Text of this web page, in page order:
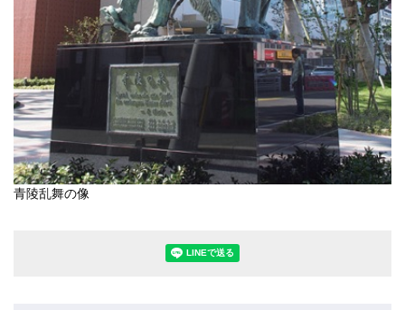
青陵乱舞の像
LINEで送る(別ウィンドウで開きま